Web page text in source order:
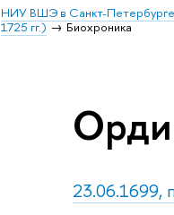
НИУ ВШЭ в Санкт-Петербурге
1725 гг.)
Биохроника
23.06.1699,